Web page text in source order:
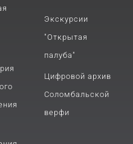
Экскурсии
"Открытая
палуба"
Цифровой архив
Соломбальской
верфи